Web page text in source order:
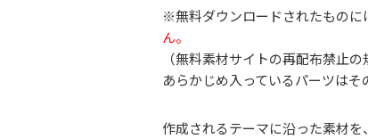
※無料ダウンロードされたものに
ん。
（無料素材サイトの再配布禁止の
あらかじめ入っているパーツはそ
作成されるテーマに沿った素材